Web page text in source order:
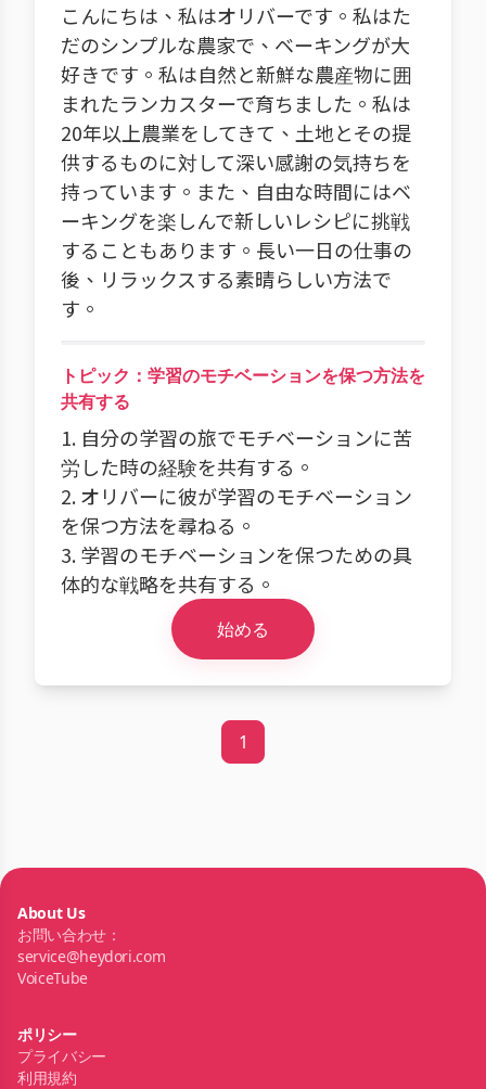
こんにちは、私はオリバーです。私はた
だのシンプルな農家で、ベーキングが大
好きです。私は自然と新鮮な農産物に囲
まれたランカスターで育ちました。私は
20年以上農業をしてきて、土地とその提
供するものに対して深い感謝の気持ちを
持っています。また、自由な時間にはベ
ーキングを楽しんで新しいレシピに挑戦
することもあります。長い一日の仕事の
後、リラックスする素晴らしい方法で
す。
トピック：学習のモチベーションを保つ方法を
共有する
1. 自分の学習の旅でモチベーションに苦
労した時の経験を共有する。
2. オリバーに彼が学習のモチベーション
を保つ方法を尋ねる。
3. 学習のモチベーションを保つための具
体的な戦略を共有する。
始める
1
About Us
お問い合わせ：
service@heydori.com
VoiceTube
ポリシー
プライバシー
利用規約